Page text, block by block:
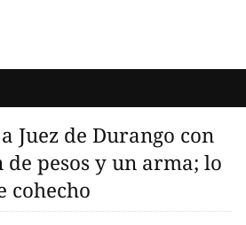
Juez de Durango con
pesos y un arma; lo
cohecho